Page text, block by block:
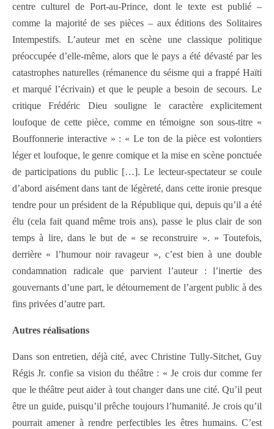
centre culturel de Port-au-Prince, dont le texte est publié –
comme la majorité de ses pièces – aux éditions des Solitaires
Intempestifs. L’auteur met en scène une classique politique
préoccupée d’elle-même, alors que le pays a été dévasté par les
catastrophes naturelles (rémanence du séisme qui a frappé Haïti
et marqué l’écrivain) et que le peuple a besoin de secours. Le
critique Frédéric Dieu souligne le caractère explicitement
loufoque de cette pièce, comme en témoigne son sous-titre «
Bouffonnerie interactive » : « Le ton de la pièce est volontiers
léger et loufoque, le genre comique et la mise en scène ponctuée
de participations du public […]. Le lecteur-spectateur se coule
d’abord aisément dans tant de légèreté, dans cette ironie presque
tendre pour un président de la République qui, depuis qu’il a été
élu (cela fait quand même trois ans), passe le plus clair de son
temps à lire, dans le but de « se reconstruire ». » Toutefois,
derrière « l’humour noir ravageur », c’est bien à une double
condamnation radicale que parvient l’auteur : l’inertie des
gouvernants d’une part, le détournement de l’argent public à des
fins privées d’autre part.
Autres réalisations
Dans son entretien, déjà cité, avec Christine Tully-Sitchet, Guy
Régis Jr. confie sa vision du théâtre : « Je crois dur comme fer
que le théâtre peut aider à tout changer dans une cité. Qu’il peut
être un guide, puisqu’il prêche toujours l’humanité. Je crois qu’il
pourrait amener à rendre perfectibles les êtres humains. C’est